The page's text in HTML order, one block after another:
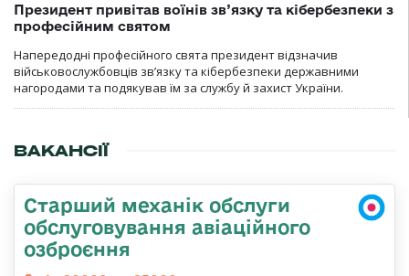
Президент привітав воїнів зв’язку та кібербезпеки з
професійним святом
Напередодні професійного свята президент відзначив
військовослужбовців зв’язку та кібербезпеки державними
нагородами та подякував їм за службу й захист України.
ВАКАНСІЇ
Старший механік обслуги
обслуговування авіаційного
озброєння